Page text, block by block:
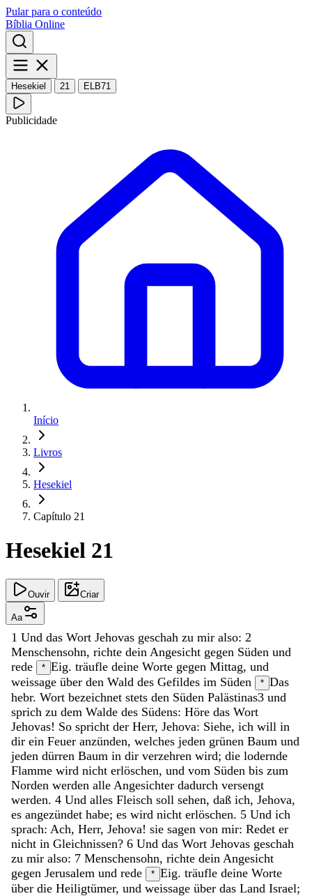
Pular para o conteúdo
Bíblia Online
Hesekiel 21 ELB71
Publicidade
Início
Livros
Hesekiel
Capítulo 21
Hesekiel 21
Ouvir Criar
Aa
1 Und das Wort Jehovas geschah zu mir also: 2
Menschensohn, richte dein Angesicht gegen Süden und
rede
* Eig. träufle deine Worte gegen Mittag, und
weissage über den Wald des Gefildes im Süden * Das
hebr. Wort bezeichnet stets den Süden Palästinas3 und
sprich zu dem Walde des Südens: Höre das Wort
Jehovas! So spricht der Herr, Jehova: Siehe, ich will in
dir ein Feuer anzünden, welches jeden grünen Baum und
jeden dürren Baum in dir verzehren wird; die lodernde
Flamme wird nicht erlöschen, und vom Süden bis zum
Norden werden alle Angesichter dadurch versengt
werden. 4 Und alles Fleisch soll sehen, daß ich, Jehova,
es angezündet habe; es wird nicht erlöschen. 5 Und ich
sprach: Ach, Herr, Jehova! sie sagen von mir: Redet er
nicht in Gleichnissen? 6 Und das Wort Jehovas geschah
zu mir also: 7 Menschensohn, richte dein Angesicht
gegen Jerusalem und rede * Eig. träufle deine Worte
über die Heiligtümer, und weissage über das Land Israel;